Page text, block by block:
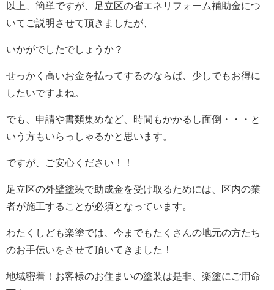
以上、簡単ですが、足立区の省エネリフォーム補助金につ
いてご説明させて頂きましたが、
いかがでしたでしょうか？
せっかく高いお金を払ってするのならば、少しでもお得に
したいですよね。
でも、申請や書類集めなど、時間もかかるし面倒・・・と
いう方もいらっしゃるかと思います。
ですが、ご安心ください！！
足立区の外壁塗装で助成金を受け取るためには、区内の業
者が施工することが必須となっています。
わたくしども楽塗では、今までもたくさんの地元の方たち
のお手伝いをさせて頂いてきました！
地域密着！お客様のお住まいの塗装は是非、楽塗にご用命